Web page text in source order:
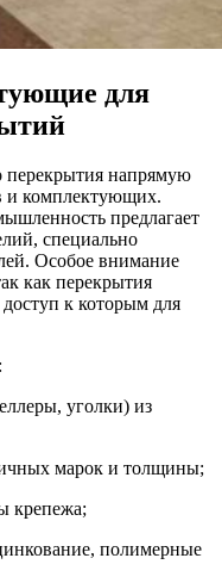
для
перекрытия напрямую
и комплектующих.
предлагает
специально
Особое внимание
как перекрытия
к которым для
уголки) из
марок и толщины;
крепежа;
полимерные